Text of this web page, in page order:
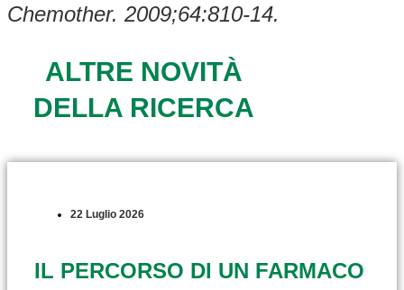
Chemother. 2009;64:810-14.
ALTRE NOVITÀ
DELLA RICERCA
22 Luglio 2026
IL PERCORSO DI UN FARMACO